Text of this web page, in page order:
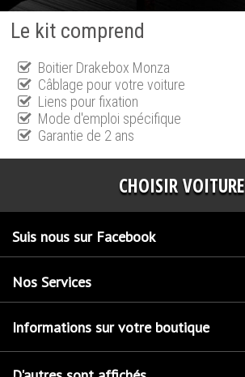
Le kit comprend
Boitier Drakebox Monza
Câblage pour votre voiture
Liens pour fixation
Mode d'emploi spécifique
Garantie de 2 ans
CHOISIR VOITURE
Suis nous sur Facebook
Nos Services
Informations sur votre boutique